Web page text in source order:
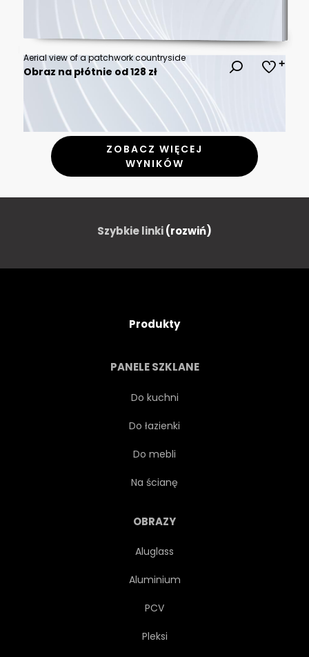
Aerial view of a patchwork countryside
Obraz na płótnie od 128 zł
ZOBACZ WIĘCEJ
WYNIKÓW
Szybkie linki(rozwiń)
Produkty
PANELE SZKLANE
Do kuchni
Do łazienki
Do mebli
Na ścianę
OBRAZY
Aluglass
Aluminium
PCV
Pleksi